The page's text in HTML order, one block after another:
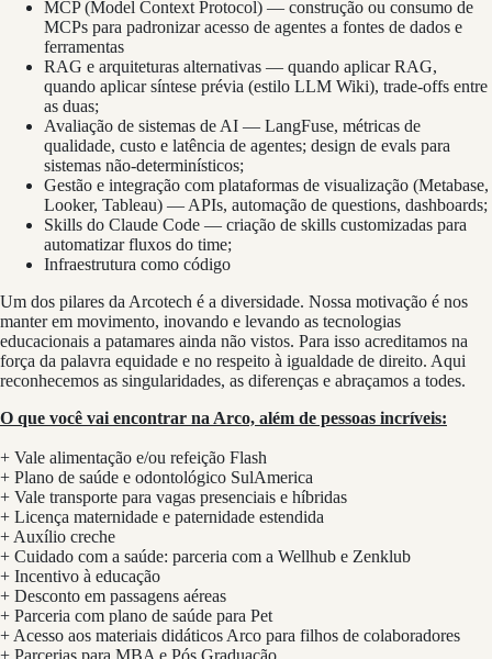
MCP (Model Context Protocol) — construção ou consumo de
MCPs para padronizar acesso de agentes a fontes de dados e
ferramentas
RAG e arquiteturas alternativas — quando aplicar RAG,
quando aplicar síntese prévia (estilo LLM Wiki), trade-offs entre
as duas;
Avaliação de sistemas de AI — LangFuse, métricas de
qualidade, custo e latência de agentes; design de evals para
sistemas não-determinísticos;
Gestão e integração com plataformas de visualização (Metabase,
Looker, Tableau) — APIs, automação de questions, dashboards;
Skills do Claude Code — criação de skills customizadas para
automatizar fluxos do time;
Infraestrutura como código
Um dos pilares da Arcotech é a diversidade. Nossa motivação é nos
manter em movimento, inovando e levando as tecnologias
educacionais a patamares ainda não vistos. Para isso acreditamos na
força da palavra equidade e no respeito à igualdade de direito. Aqui
reconhecemos as singularidades, as diferenças e abraçamos a todes.
O que você vai encontrar na Arco, além de pessoas incríveis:
+ Vale alimentação e/ou refeição Flash
+ Plano de saúde e odontológico SulAmerica
+ Vale transporte para vagas presenciais e híbridas
+ Licença maternidade e paternidade estendida
+ Auxílio creche
+ Cuidado com a saúde: parceria com a Wellhub e Zenklub
+ Incentivo à educação
+ Desconto em passagens aéreas
+ Parceria com plano de saúde para Pet
+ Acesso aos materiais didáticos Arco para filhos de colaboradores
+ Parcerias para MBA e Pós Graduação